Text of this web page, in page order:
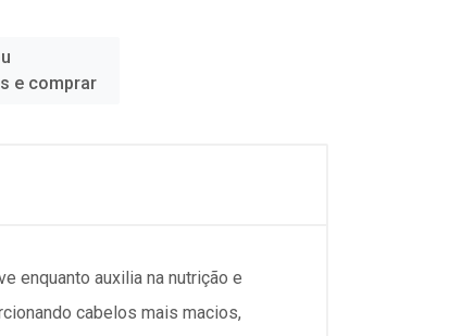
e comprar
enquanto auxilia na nutrição e
cabelos mais macios,